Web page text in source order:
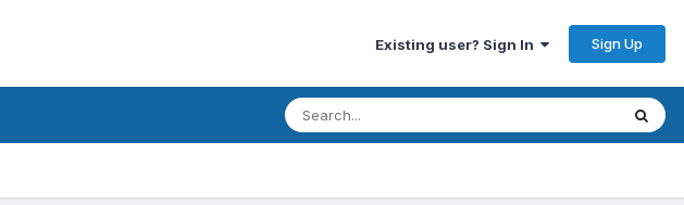
Existing user? Sign In Sign Up